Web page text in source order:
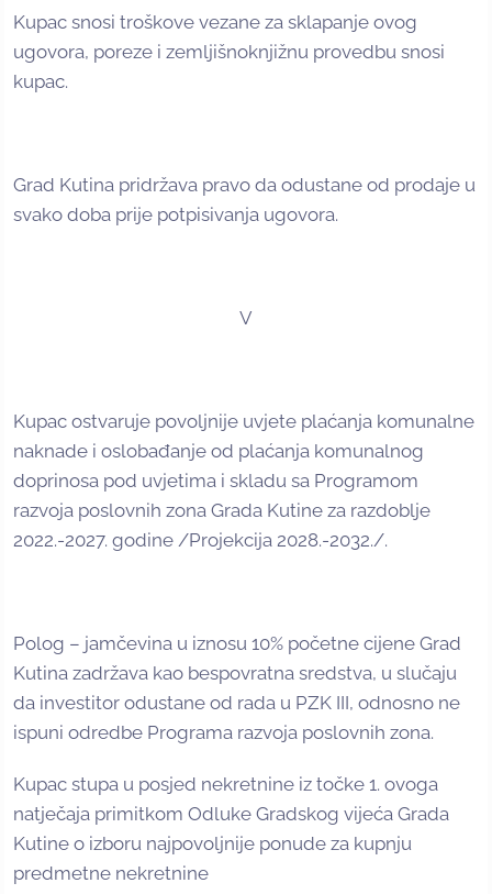
Kupac snosi troškove vezane za sklapanje ovog
ugovora, poreze i zemljišnoknjižnu provedbu snosi
kupac.
Grad Kutina pridržava pravo da odustane od prodaje u
svako doba prije potpisivanja ugovora.
V
Kupac ostvaruje povoljnije uvjete plaćanja komunalne
naknade i oslobađanje od plaćanja komunalnog
doprinosa pod uvjetima i skladu sa Programom
razvoja poslovnih zona Grada Kutine za razdoblje
2022.-2027. godine /Projekcija 2028.-2032./.
Polog – jamčevina u iznosu 10% početne cijene Grad
Kutina zadržava kao bespovratna sredstva, u slučaju
da investitor odustane od rada u PZK III, odnosno ne
ispuni odredbe Programa razvoja poslovnih zona.
Kupac stupa u posjed nekretnine iz točke 1. ovoga
natječaja primitkom Odluke Gradskog vijeća Grada
Kutine o izboru najpovoljnije ponude za kupnju
predmetne nekretnine